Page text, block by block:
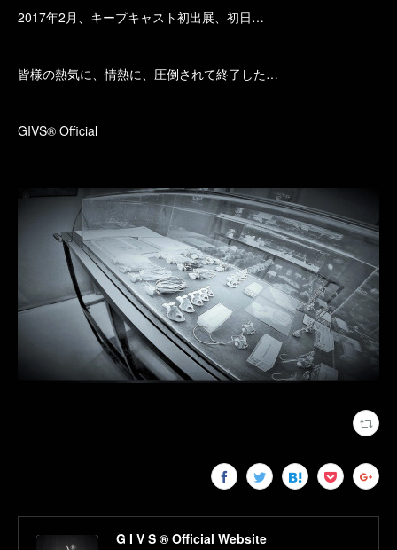
2017年2月、キープキャスト初出展、初日…
皆様の熱気に、情熱に、圧倒されて終了した…
GIVS® Official
G I V S ® Official Website